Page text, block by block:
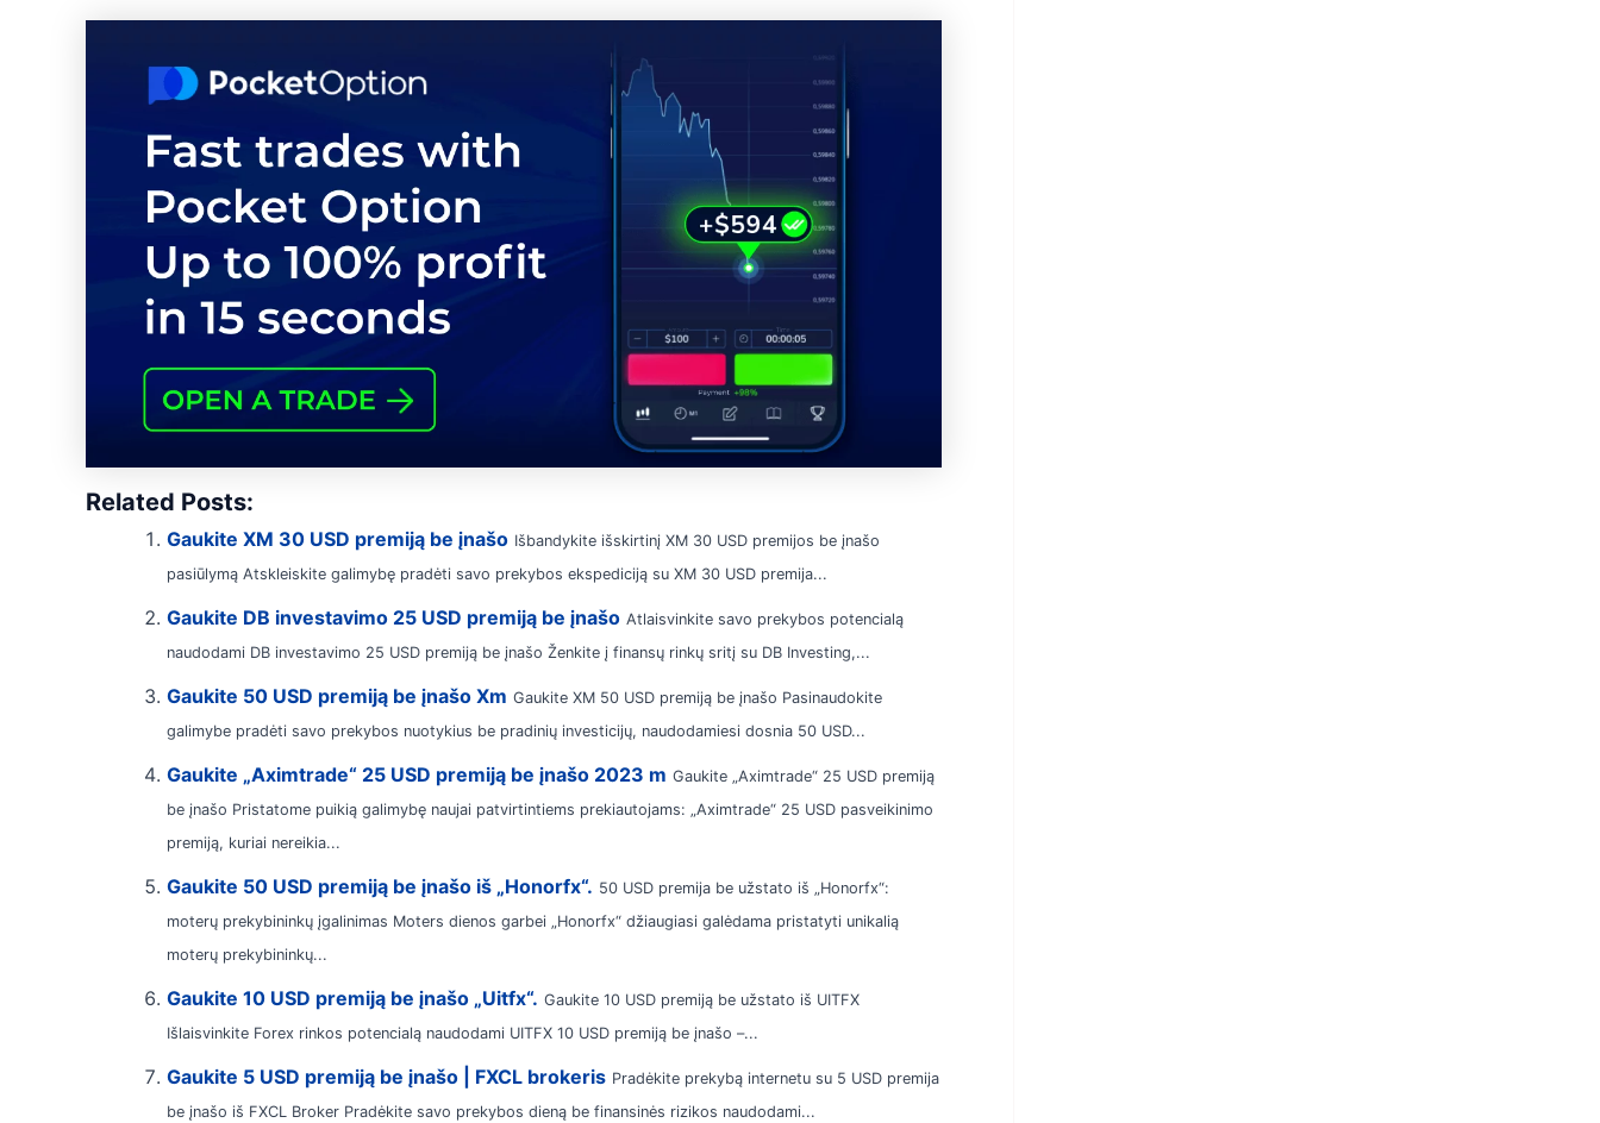
Related Posts:
Gaukite XM 30 USD premiją be įnašo Išbandykite išskirtinį XM 30 USD premijos be įnašo
pasiūlymą Atskleiskite galimybę pradėti savo prekybos ekspediciją su XM 30 USD premija...
Gaukite DB investavimo 25 USD premiją be įnašo Atlaisvinkite savo prekybos potencialą
naudodami DB investavimo 25 USD premiją be įnašo Ženkite į finansų rinkų sritį su DB Investing,...
Gaukite 50 USD premiją be įnašo Xm Gaukite XM 50 USD premiją be įnašo Pasinaudokite
galimybe pradėti savo prekybos nuotykius be pradinių investicijų, naudodamiesi dosnia 50 USD...
Gaukite „Aximtrade“ 25 USD premiją be įnašo 2023 m Gaukite „Aximtrade“ 25 USD premiją
be įnašo Pristatome puikią galimybę naujai patvirtintiems prekiautojams: „Aximtrade“ 25 USD pasveikinimo
premiją, kuriai nereikia...
Gaukite 50 USD premiją be įnašo iš „Honorfx“. 50 USD premija be užstato iš „Honorfx“:
moterų prekybininkų įgalinimas Moters dienos garbei „Honorfx“ džiaugiasi galėdama pristatyti unikalią
moterų prekybininkų...
Gaukite 10 USD premiją be įnašo „Uitfx“. Gaukite 10 USD premiją be užstato iš UITFX
Išlaisvinkite Forex rinkos potencialą naudodami UITFX 10 USD premiją be įnašo –...
Gaukite 5 USD premiją be įnašo | FXCL brokeris Pradėkite prekybą internetu su 5 USD premija
be įnašo iš FXCL Broker Pradėkite savo prekybos dieną be finansinės rizikos naudodami...